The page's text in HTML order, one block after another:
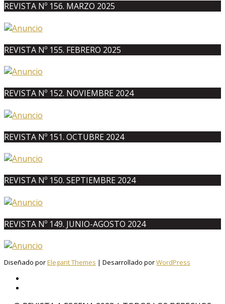
REVISTA Nº 156. MARZO 2025
REVISTA Nº 155. FEBRERO 2025
REVISTA Nº 152. NOVIEMBRE 2024
REVISTA Nº 151. OCTUBRE 2024
REVISTA Nº 150. SEPTIEMBRE 2024
REVISTA Nº 149. JUNIO-AGOSTO 2024
Diseñado porElegant Themes | Desarrollado porWordPress